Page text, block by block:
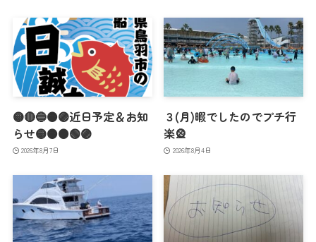
🟡🔴🔵🟠🟣近日予定＆お知
らせ🟡🟠🟤🟢🟣
2026年8月7日
３(月)暇でしたのでプチ行
楽🎡
2026年8月4日